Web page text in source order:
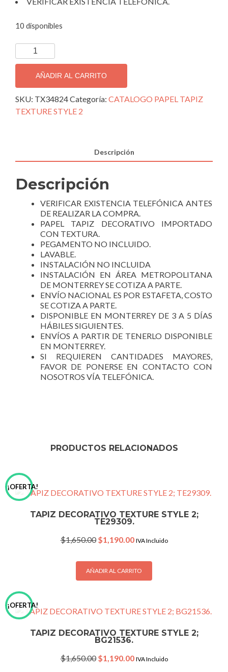
10 disponibles
TAPIZ
DECORATIVO
TEXTURE
STYLE
2;
TX34824.
AÑADIR AL CARRITO
SKU: TX34824Categoría: CATALOGO PAPEL TAPIZ
TEXTURE STYLE 2
Descripción
Descripción
VERIFICAR EXISTENCIA TELEFÓNICA ANTES
DE REALIZAR LA COMPRA.
PAPEL TAPIZ DECORATIVO IMPORTADO
CON TEXTURA.
PEGAMENTO NO INCLUIDO.
LAVABLE.
INSTALACIÓN NO INCLUIDA
INSTALACIÓN EN ÁREA METROPOLITANA
DE MONTERREY SE COTIZA A PARTE.
ENVÍO NACIONAL ES POR ESTAFETA, COSTO
SE COTIZA A PARTE.
DISPONIBLE EN MONTERREY DE 3 A 5 DÍAS
HÁBILES SIGUIENTES.
ENVÍOS A PARTIR DE TENERLO DISPONIBLE
EN MONTERREY.
SI REQUIEREN CANTIDADES MAYORES,
FAVOR DE PONERSE EN CONTACTO CON
NOSOTROS VÍA TELEFÓNICA.
PRODUCTOS RELACIONADOS
¡OFERTA!
TAPIZ DECORATIVO TEXTURE STYLE 2;
TE29309.
$1,650.00 Original
was:
$1,650.00.
$1,190.00Current
is:
$1,190.00.
IVA Incluido
AÑADIR AL CARRITO
¡OFERTA!
TAPIZ DECORATIVO TEXTURE STYLE 2;
BG21536.
$1,650.00 Original
$1,190.00Current
IVA Incluido